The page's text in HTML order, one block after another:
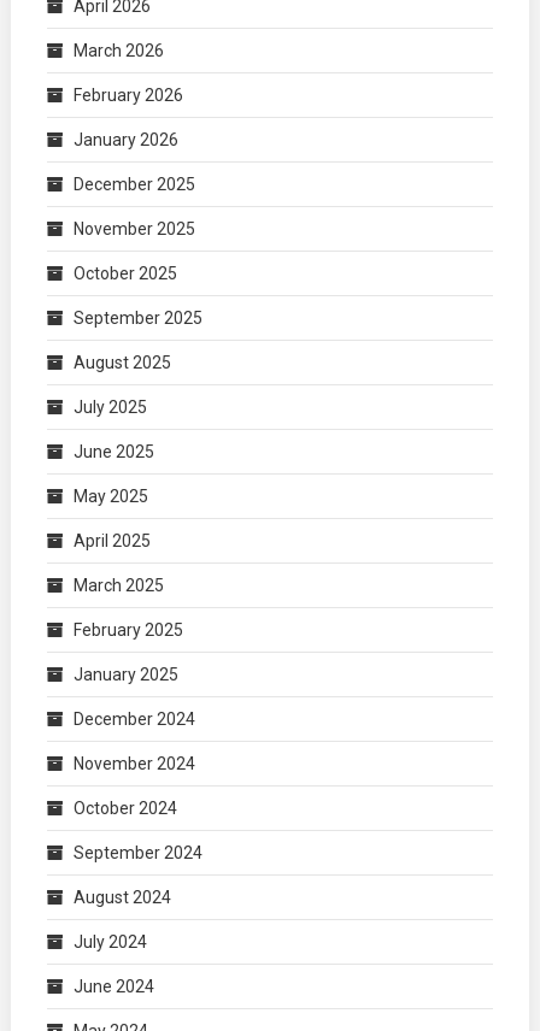
April 2026
March 2026
February 2026
January 2026
December 2025
November 2025
October 2025
September 2025
August 2025
July 2025
June 2025
May 2025
April 2025
March 2025
February 2025
January 2025
December 2024
November 2024
October 2024
September 2024
August 2024
July 2024
June 2024